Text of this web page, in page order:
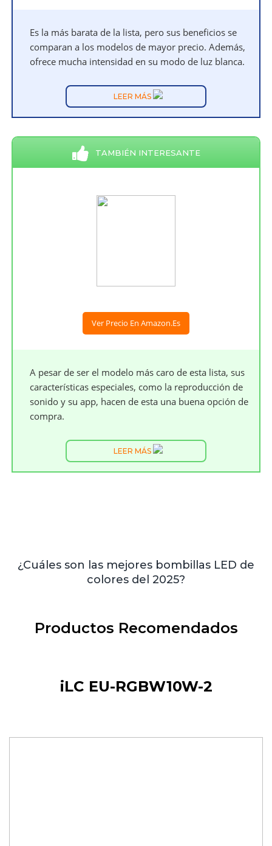
Es la más barata de la lista, pero sus beneficios se
comparan a los modelos de mayor precio. Además,
ofrece mucha intensidad en su modo de luz blanca.
LEER MÁS
TAMBIÉN INTERESANTE
Ver Precio En Amazon.es
A pesar de ser el modelo más caro de esta lista, sus
características especiales, como la reproducción de
sonido y su app, hacen de esta una buena opción de
compra.
LEER MÁS
¿Cuáles son las mejores bombillas LED de
colores del 2025?
Productos Recomendados
iLC EU-RGBW10W-2